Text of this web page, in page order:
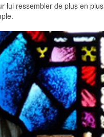
lui ressembler de plus en plus